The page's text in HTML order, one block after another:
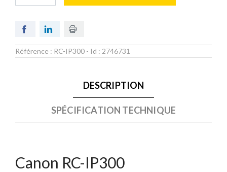
Référence : RC-IP300 - Id : 2746731
DESCRIPTION
SPÉCIFICATION TECHNIQUE
Canon RC-IP300